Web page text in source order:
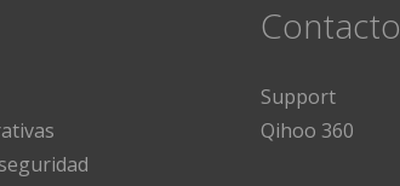
Contacto
Support
Qihoo 360